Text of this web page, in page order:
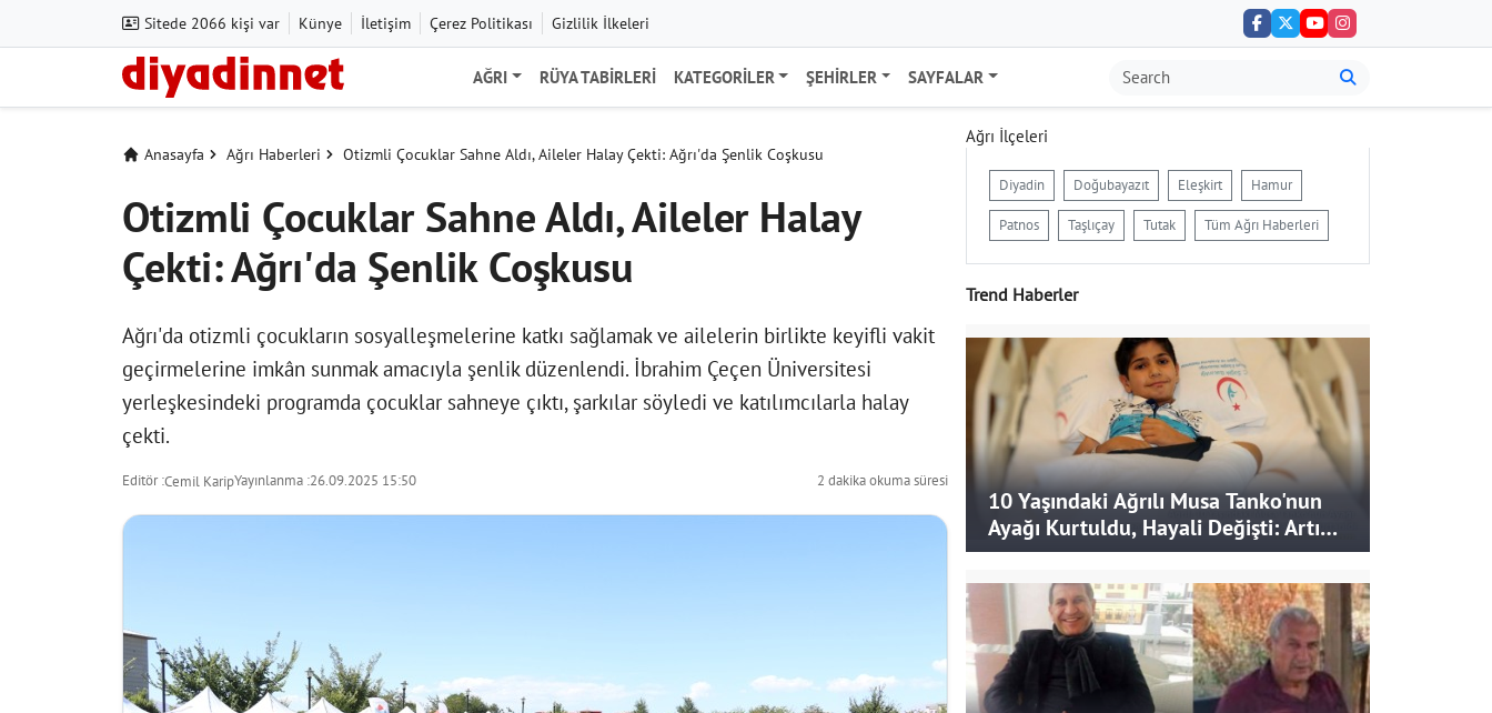
Sitede 2066 kişi var Künye İletişim Çerez Politikası Gizlilik İlkeleri
AĞRI RÜYA TABIRLERI KATEGORILER ŞEHIRLER SAYFALAR
Anasayfa Ağrı Haberleri Otizmli Çocuklar Sahne Aldı, Aileler Halay Çekti: Ağrı'da Şenlik Coşkusu
Otizmli Çocuklar Sahne Aldı, Aileler Halay
Çekti: Ağrı'da Şenlik Coşkusu
Ağrı'da otizmli çocukların sosyalleşmelerine katkı sağlamak ve ailelerin birlikte keyifli vakit
geçirmelerine imkân sunmak amacıyla şenlik düzenlendi. İbrahim Çeçen Üniversitesi
yerleşkesindeki programda çocuklar sahneye çıktı, şarkılar söyledi ve katılımcılarla halay
çekti.
Editör :Cemil KaripYayınlanma :26.09.2025 15:50 2 dakika okuma süresi
Ağrı İlçeleri
Diyadin Doğubayazıt Eleşkirt Hamur
Patnos Taşlıçay Tutak Tüm Ağrı Haberleri
Trend Haberler
10 Yaşındaki Ağrılı Musa Tanko'nun
Ayağı Kurtuldu, Hayali Değişti: Artık
Doktor Olmak İstiyor